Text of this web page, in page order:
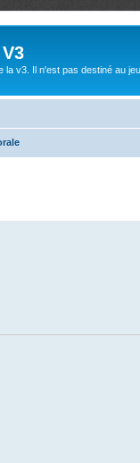
v3. Il n'est pas destiné au